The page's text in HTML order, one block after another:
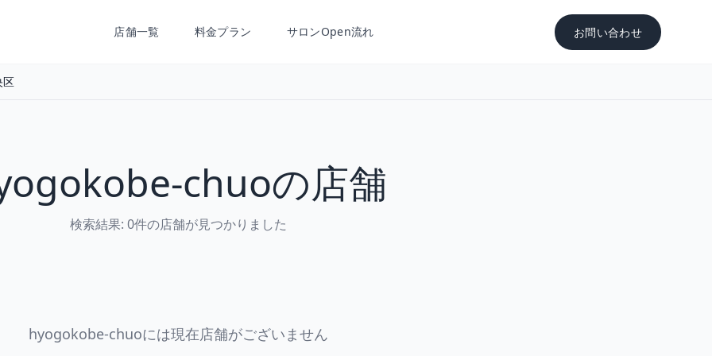
店舗一覧 料金プラン サロンOpen流れ お問い合わせ
区
chuoの店舗
検索結果: 0件の店舗が見つかりました
hyogokobe-chuoには現在店舗がございません